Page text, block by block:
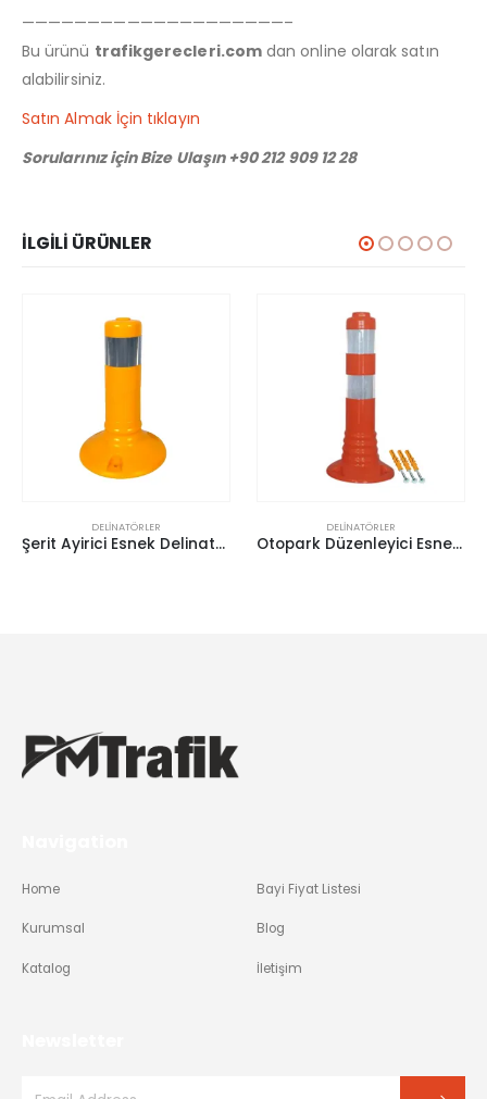
————————————————————–
Bu ürünü trafikgerecleri.comdan online olarak satın
alabilirsiniz.
Satın Almak İçin tıklayın
Sorularınız için Bize Ulaşın +90 212 909 12 28
İLGILI ÜRÜNLER
Şerit Ayirici Esnek Delinatör (Sari 30Cm) Otopark Düzenleyici Esnek Delinatör (Soketli)(40Cm) – (Tpe)
Home
Kurumsal
Katalog
Bayi Fiyat Listesi
Blog
İletişim